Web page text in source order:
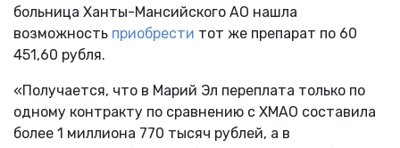
больница Ханты-Мансийского АО нашла
возможность приобрести тот же препарат по 60
451,60 рубля.
«Получается, что в Марий Эл переплата только по
одному контракту по сравнению с ХМАО составила
более 1 миллиона 770 тысяч рублей, а в